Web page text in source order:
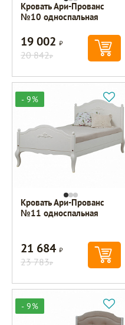
Кровать Ари-Прованс
№10 односпальная
19 002Р
20 842Р
- 9%
Кровать Ари-Прованс
№11 односпальная
21 684Р
23 783Р
- 9%